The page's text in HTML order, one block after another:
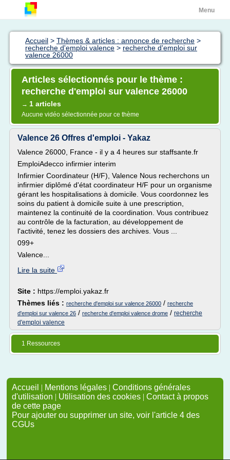
Menu
Accueil > Thèmes & articles : annonce de recherche >
recherche d'emploi valence > recherche d'emploi sur
valence 26000
Articles sélectionnés pour le thème :
recherche d'emploi sur valence 26000
→ 1 articles
Aucune vidéo sélectionnée pour ce thème
Valence 26 Offres d'emploi - Yakaz
Valence 26000, France - il y a 4 heures sur staffsante.fr
EmploiAdecco infirmier interim
Infirmier Coordinateur (H/F), Valence Nous recherchons un
infirmier diplômé d'état coordinateur H/F pour un organisme
gérant les hospitalisations à domicile. Vous coordonnez les
soins du patient à domicile suite à une prescription,
maintenez la continuité de la coordination. Vous contribuez
au contrôle de la facturation, au développement de
l'activité, tenez les dossiers des archives. Vous ...
099+
Valence...
Lire la suite
Site : https://emploi.yakaz.fr
Thèmes liés : recherche d'emploi sur valence 26000 / recherche
d'emploi sur valence 26 / recherche d'emploi valence drome / recherche
d'emploi valence
1 Ressources
Accueil | Mentions légales | Conditions générales
d'utilisation | Utilisation des cookies | Contact à propos
de cette page
Pour ajouter ou supprimer un site, voir l'article 4 des
CGUs